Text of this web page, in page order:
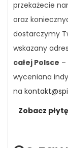
przekażecie
oraz
dostarczymy
wskazany
całej Polsce –
wyceniana
na
Zobacz